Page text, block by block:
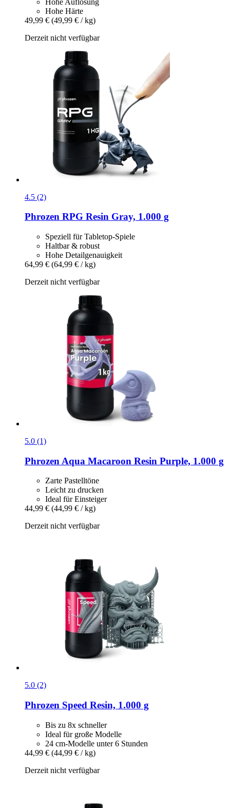
Hohe Härte
49,99 € (49,99 € / kg)
Derzeit nicht verfügbar
4.5 (2)
Phrozen RPG Resin Gray, 1.000 g
Speziell für Tabletop-Spiele
Haltbar & robust
Hohe Detailgenauigkeit
64,99 € (64,99 € / kg)
Derzeit nicht verfügbar
5.0 (1)
Phrozen Aqua Macaroon Resin Purple, 1.000 g
Zarte Pastelltöne
Leicht zu drucken
Ideal für Einsteiger
44,99 € (44,99 € / kg)
Derzeit nicht verfügbar
5.0 (2)
Phrozen Speed Resin, 1.000 g
Bis zu 8x schneller
Ideal für große Modelle
24 cm-Modelle unter 6 Stunden
44,99 € (44,99 € / kg)
Derzeit nicht verfügbar